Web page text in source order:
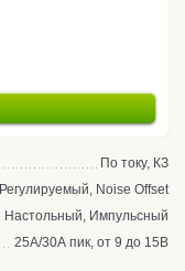
По току, КЗ
Регулируемый, Noise Offset
Настольный, Импульсный
25А/30А пик, от 9 до 15В